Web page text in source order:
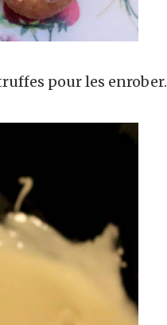
pour les enrober.